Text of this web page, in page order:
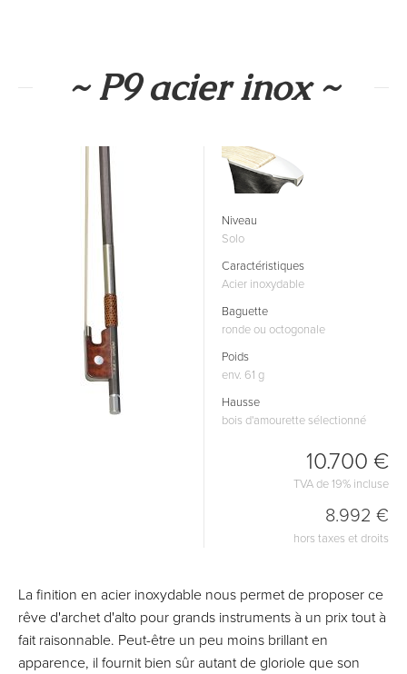
~ P9 acier inox ~
Niveau
Solo
Caractéristiques
Acier inoxydable
Baguette
ronde ou octogonale
Poids
env. 61 g
Hausse
bois d'amourette sélectionné
10.700 €
TVA de 19% incluse
8.992 €
hors taxes et droits
La finition en acier inoxydable nous permet de proposer ce
rêve d'archet d'alto pour grands instruments à un prix tout à
fait raisonnable. Peut-être un peu moins brillant en
apparence, il fournit bien sûr autant de gloriole que son